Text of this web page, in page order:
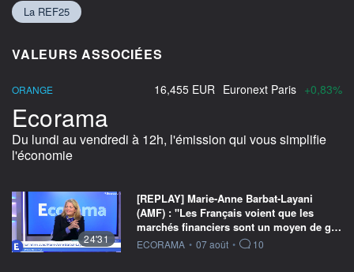
La REF25
VALEURS ASSOCIÉES
ORANGE 16,455 EUR Euronext Paris +0,83%
Ecorama
Du lundi au vendredi à 12h, l'émission qui vous simplifie
l'économie
24'31
[REPLAY] Marie-Anne Barbat-Layani
(AMF) : "Les Français voient que les
marchés financiers sont un moyen de g…
information fournie par
ECORAMA • 07 août • 10